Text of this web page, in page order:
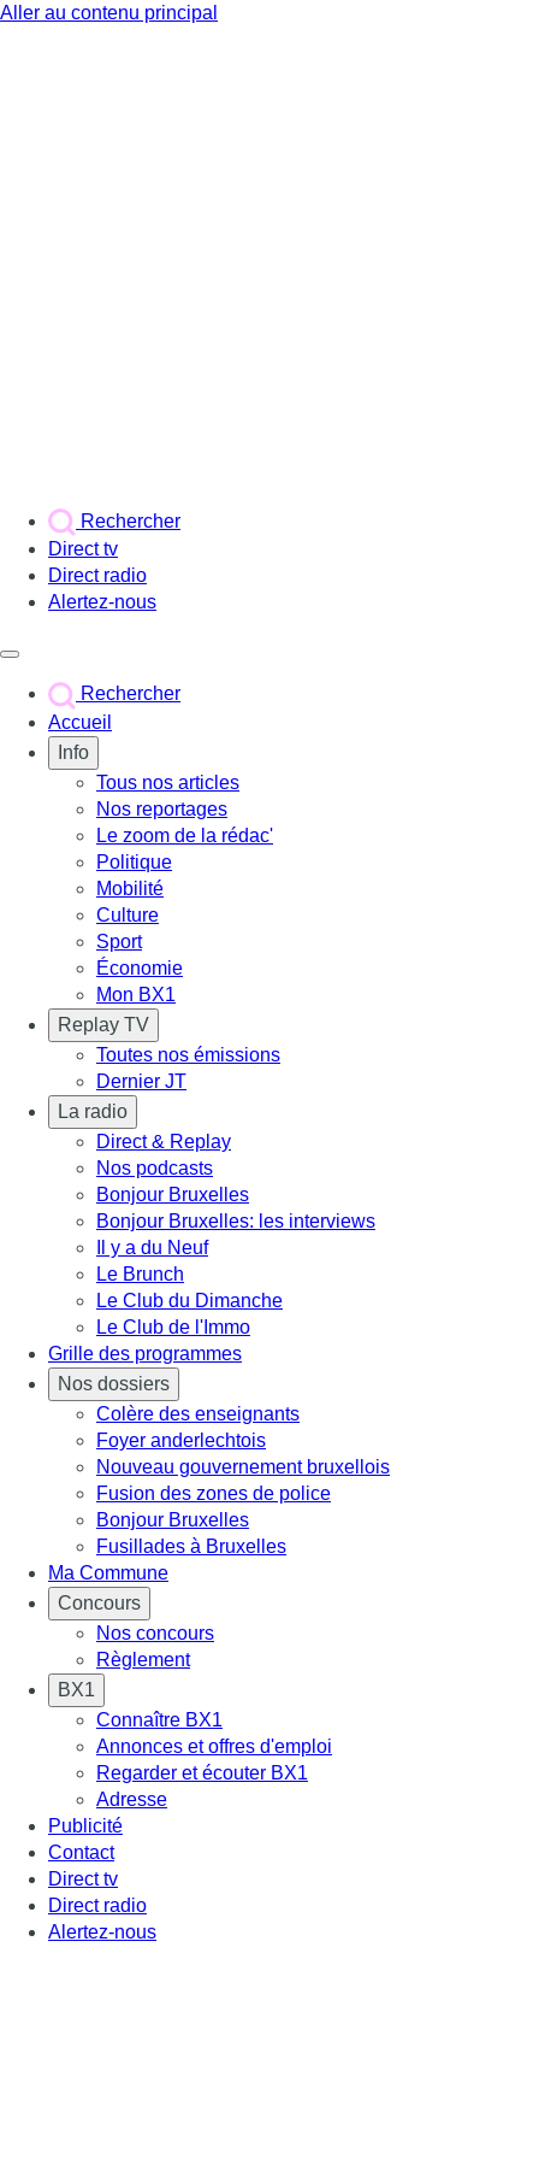
Aller au contenu principal
Rechercher
Direct tv
Direct radio
Alertez-nous
Rechercher
Accueil
Info
Tous nos articles
Nos reportages
Le zoom de la rédac'
Politique
Mobilité
Culture
Sport
Économie
Mon BX1
Replay TV
Toutes nos émissions
Dernier JT
La radio
Direct & Replay
Nos podcasts
Bonjour Bruxelles
Bonjour Bruxelles: les interviews
Il y a du Neuf
Le Brunch
Le Club du Dimanche
Le Club de l'Immo
Grille des programmes
Nos dossiers
Colère des enseignants
Foyer anderlechtois
Nouveau gouvernement bruxellois
Fusion des zones de police
Bonjour Bruxelles
Fusillades à Bruxelles
Ma Commune
Concours
Nos concours
Règlement
BX1
Connaître BX1
Annonces et offres d'emploi
Regarder et écouter BX1
Adresse
Publicité
Contact
Direct tv
Direct radio
Alertez-nous